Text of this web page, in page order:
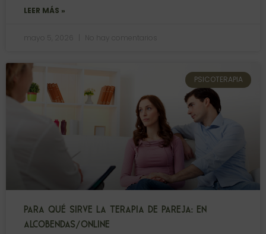
LEER MÁS »
mayo 5, 2026 No hay comentarios
PSICOTERAPIA
PARA QUÉ SIRVE LA TERAPIA DE PAREJA: EN
ALCOBENDAS/ONLINE